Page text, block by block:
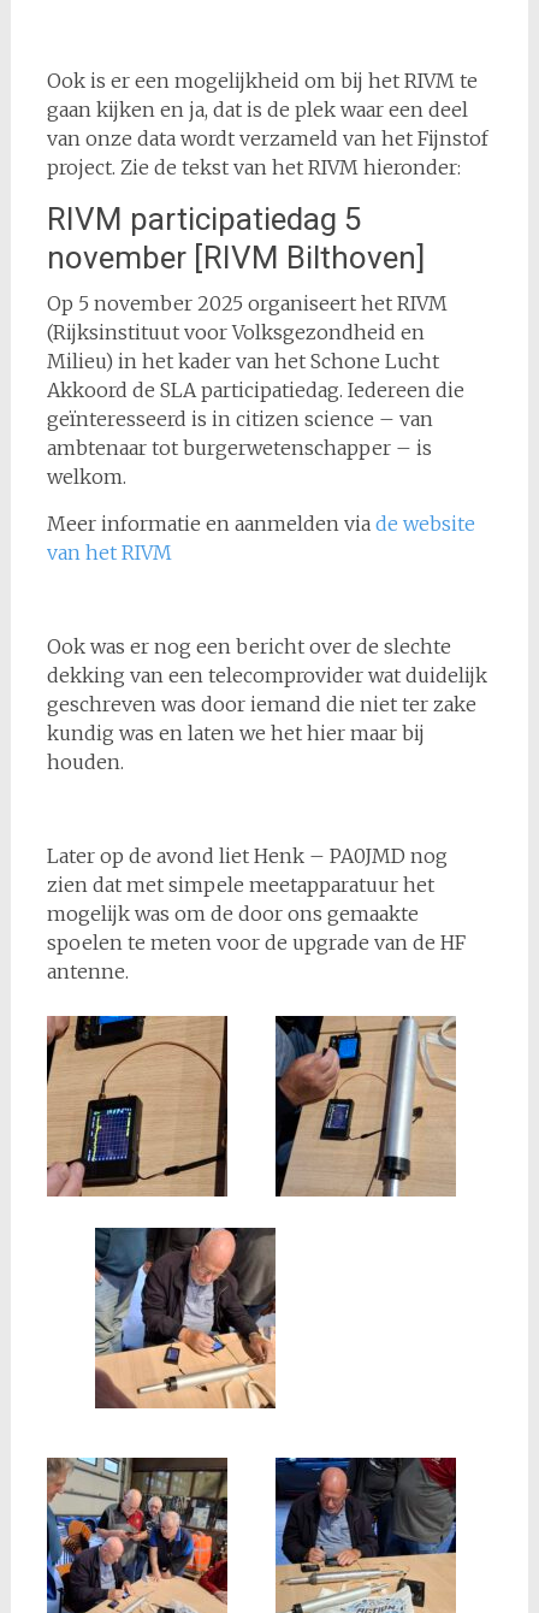
Ook is er een mogelijkheid om bij het RIVM te
gaan kijken en ja, dat is de plek waar een deel
van onze data wordt verzameld van het Fijnstof
project. Zie de tekst van het RIVM hieronder:
RIVM participatiedag 5
november [RIVM Bilthoven]
Op 5 november 2025 organiseert het RIVM
(Rijksinstituut voor Volksgezondheid en
Milieu) in het kader van het Schone Lucht
Akkoord de SLA participatiedag. Iedereen die
geïnteresseerd is in citizen science – van
ambtenaar tot burgerwetenschapper – is
welkom.
Meer informatie en aanmelden via de website
van het RIVM
Ook was er nog een bericht over de slechte
dekking van een telecomprovider wat duidelijk
geschreven was door iemand die niet ter zake
kundig was en laten we het hier maar bij
houden.
Later op de avond liet Henk – PA0JMD nog
zien dat met simpele meetapparatuur het
mogelijk was om de door ons gemaakte
spoelen te meten voor de upgrade van de HF
antenne.